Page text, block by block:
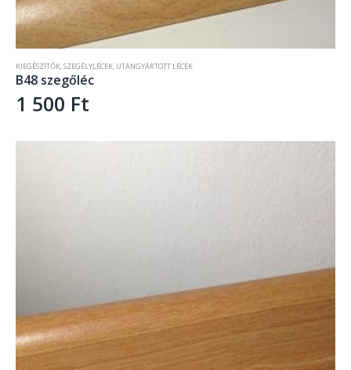
KIEGÉSZÍTŐK,SZEGÉLYLÉCEK, UTÁNGYÁRTOTT LÉCEK
B48 szegőléc
1 500 Ft